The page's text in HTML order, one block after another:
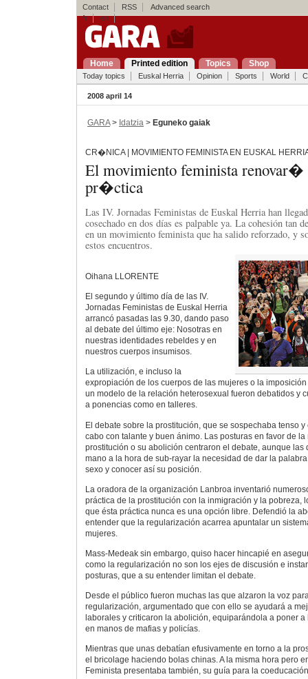
Contact RSS
Advanced search
fr
en
Home Printed edition Topics Shop
Today topics Euskal Herria Opinion Sports World
2008 april 14
GARA> Idatzia > Eguneko gaiak
CR�NICA | MOVIMIENTO FEMINISTA EN EUSKAL
El movimiento feminista renovar�
pr�ctica
Las IV. Jornadas Feministas de Euskal Herria han
cosechado en dos días es palpable ya. La cohesión tan
en un movimiento feminista que ha salido reforzado, y
estos encuentros.
Oihana LLORENTE
El segundo y último día de las IV.
Jornadas Feministas de Euskal Herria
arrancó pasadas las 9.30, dando paso
al debate del último eje: Nosotras en
nuestras identidades rebeldes y en
nuestros cuerpos insumisos.
La utilización, e incluso la
expropiación de los cuerpos de las mujeres o la
un modelo de la relación heterosexual fueron debatidos y
a ponencias como en talleres.
El debate sobre la prostitución, que se sospechaba tenso
cabo con talante y buen ánimo. Las posturas en favor de
prostitución o su abolición centraron el debate, aunque las
mano a la hora de sub-rayar la necesidad de dar la
sexo y conocer así su posición.
La oradora de la organización Lanbroa inventarió
práctica de la prostitución con la inmigración y la pobreza,
que ésta práctica nunca es una opción libre. Defendió la
entender que la regularización acarrea apuntalar un
mujeres.
Mass-Medeak sin embargo, quiso hacer hincapié en
como la regularización no son los ejes de discusión e
posturas, que a su entender limitan el debate.
Desde el público fueron muchas las que alzaron la voz
regularización, argumentado que con ello se ayudará a
laborales y criticaron la abolición, equiparándola a poner
en manos de mafias y policías.
Mientras que unas debatían efusivamente en torno a la
el bricolage haciendo bolas chinas. A la misma hora pero
Feminista presentaba también, su guía para la